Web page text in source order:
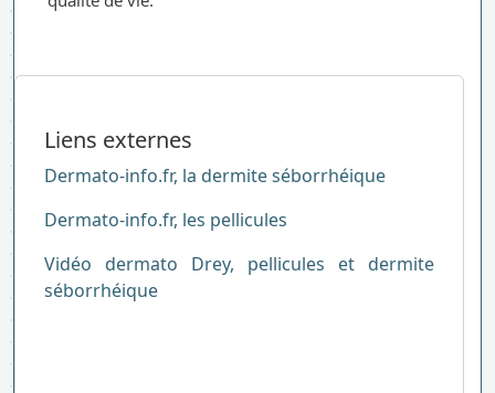
Liens externes
Dermato-info.fr, la dermite séborrhéique
Dermato-info.fr, les pellicules
Vidéo dermato Drey, pellicules et dermite
séborrhéique